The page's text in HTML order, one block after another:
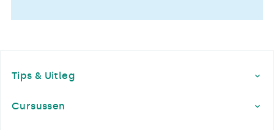
Tips & Uitleg
Cursussen